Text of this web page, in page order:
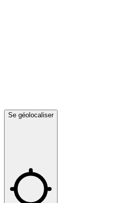
Se géolocaliser